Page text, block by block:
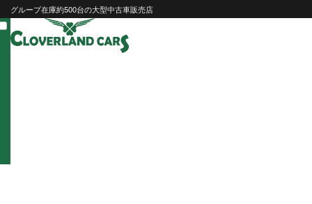
Skip
to
content
グループ在庫約500台の大型中古車販売店